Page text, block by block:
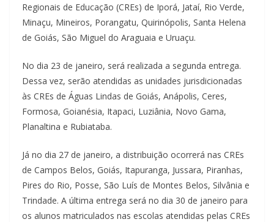
Regionais de Educação (CREs) de Iporá, Jataí, Rio Verde,
Minaçu, Mineiros, Porangatu, Quirinópolis, Santa Helena
de Goiás, São Miguel do Araguaia e Uruaçu.
No dia 23 de janeiro, será realizada a segunda entrega.
Dessa vez, serão atendidas as unidades jurisdicionadas
às CREs de Águas Lindas de Goiás, Anápolis, Ceres,
Formosa, Goianésia, Itapaci, Luziânia, Novo Gama,
Planaltina e Rubiataba.
Já no dia 27 de janeiro, a distribuição ocorrerá nas CREs
de Campos Belos, Goiás, Itapuranga, Jussara, Piranhas,
Pires do Rio, Posse, São Luís de Montes Belos, Silvânia e
Trindade. A última entrega será no dia 30 de janeiro para
os alunos matriculados nas escolas atendidas pelas CREs